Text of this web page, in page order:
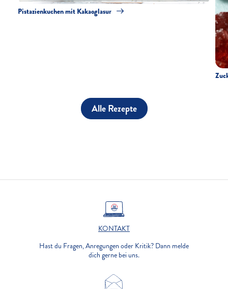
Pistazienkuchen mit Kakaoglasur
Alle Rezepte
KONTAKT
Hast du Fragen, Anregungen oder Kritik? Dann melde
dich gerne bei uns.